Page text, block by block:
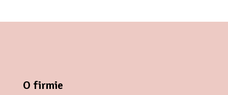
O firmie